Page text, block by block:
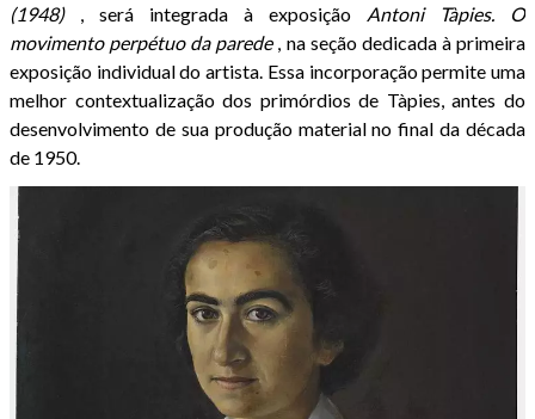
(1948), será integrada à exposição Antoni Tàpies. O
movimento perpétuo da parede, na seção dedicada à primeira
exposição individual do artista. Essa incorporação permite uma
melhor contextualização dos primórdios de Tàpies, antes do
desenvolvimento de sua produção material no final da década
de 1950.